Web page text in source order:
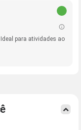
para atividades ao